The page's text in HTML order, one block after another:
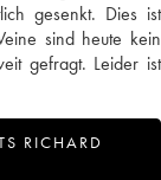
gesenkt. Dies ist
sind heute kein
gefragt. Leider ist
RICHARD